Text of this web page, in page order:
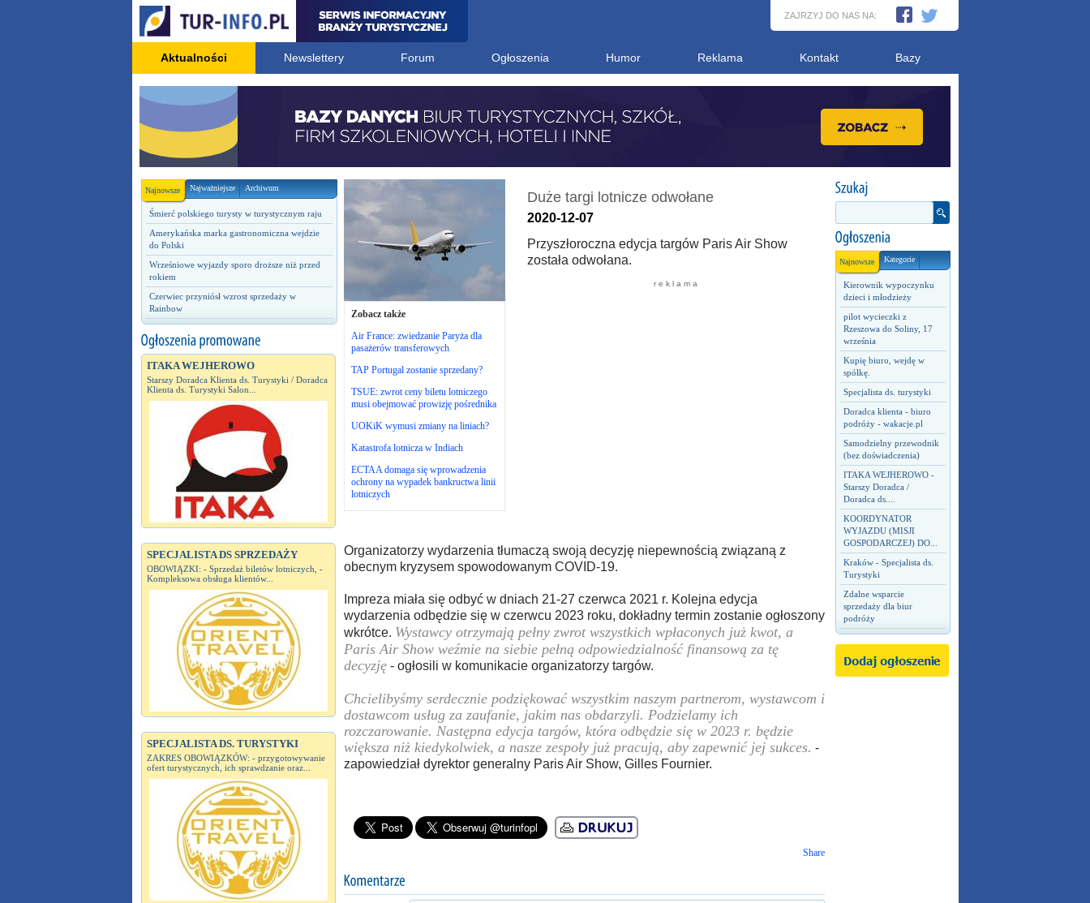
ZAJRZYJ DO NAS NA:
Aktualności Newslettery Forum Ogłoszenia Humor Reklama Kontakt Bazy
Najnowsze Najważniejsze Archiwum
Śmierć polskiego turysty w turystycznym raju
Amerykańska marka gastronomiczna wejdzie
do Polski
Wrześniowe wyjazdy sporo droższe niż przed
rokiem
Czerwiec przyniósł wzrost sprzedaży w
Rainbow
ITAKA WEJHEROWO
Starszy Doradca Klienta ds. Turystyki / Doradca
Klienta ds. Turystyki Salon...
SPECJALISTA DS SPRZEDAŻY
OBOWIĄZKI: - Sprzedaż biletów lotniczych, -
Kompleksowa obsługa klientów...
SPECJALISTA DS. TURYSTYKI
ZAKRES OBOWIĄZKÓW: - przygotowywanie
ofert turystycznych, ich sprawdzanie oraz...
Najnowsze Kategorie
Kierownik wypoczynku
dzieci i młodzieży
pilot wycieczki z
Rzeszowa do Soliny, 17
września
Kupię biuro, wejdę w
spółkę.
Specjalista ds. turystyki
Doradca klienta - biuro
podróży - wakacje.pl
Samodzielny przewodnik
(bez doświadczenia)
ITAKA WEJHEROWO -
Starszy Doradca /
Doradca ds....
KOORDYNATOR
WYJAZDU (MISJI
GOSPODARCZEJ) DO...
Kraków - Specjalista ds.
Turystyki
Zdalne wsparcie
sprzedaży dla biur
podróży
Zobacz także
Air France: zwiedzanie Paryża dla
pasażerów transferowych
TAP Portugal zostanie sprzedany?
TSUE: zwrot ceny biletu lotniczego
musi obejmować prowizję pośrednika
UOKiK wymusi zmiany na liniach?
Katastrofa lotnicza w Indiach
ECTAA domaga się wprowadzenia
ochrony na wypadek bankructwa linii
lotniczych
Duże targi lotnicze odwołane
2020-12-07
Przyszłoroczna edycja targów Paris Air Show
została odwołana.
r e k l a m a
Organizatorzy wydarzenia tłumaczą swoją decyzję niepewnością związaną z
obecnym kryzysem spowodowanym COVID-19.
Impreza miała się odbyć w dniach 21-27 czerwca 2021 r. Kolejna edycja
wydarzenia odbędzie się w czerwcu 2023 roku, dokładny termin zostanie ogłoszony
wkrótce. Wystawcy otrzymają pełny zwrot wszystkich wpłaconych już kwot, a
Paris Air Show weźmie na siebie pełną odpowiedzialność finansową za tę
decyzję- ogłosili w komunikacie organizatorzy targów.
Chcielibyśmy serdecznie podziękować wszystkim naszym partnerom, wystawcom i
dostawcom usług za zaufanie, jakim nas obdarzyli. Podzielamy ich
rozczarowanie. Następna edycja targów, która odbędzie się w 2023 r. będzie
większa niż kiedykolwiek, a nasze zespoły już pracują, aby zapewnić jej sukces. -
zapowiedział dyrektor generalny Paris Air Show, Gilles Fournier.
Share